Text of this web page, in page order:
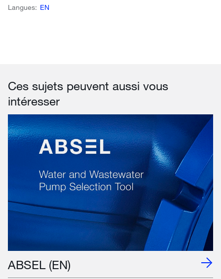
Langues: EN
Ces sujets peuvent aussi vous
intéresser
ABSEL (EN)